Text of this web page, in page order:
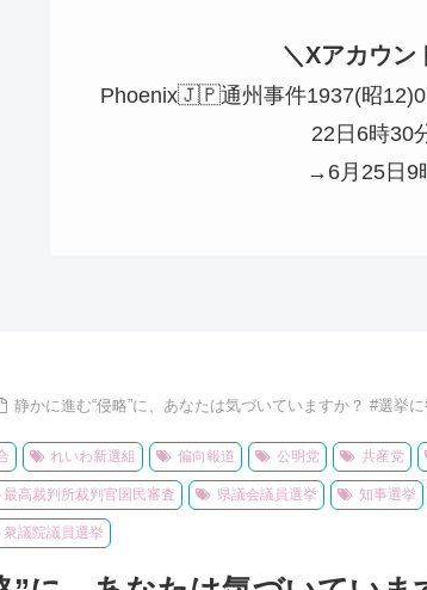
＼Xアカウ
Phoenix🇯🇵通州事件1937(昭
22日6時30
→6月25日9
静かに進む“侵略”に、あなたは気づいていますか？ #選挙に
れいわ新選組 偏向報道 公明党 共産党
最高裁判所裁判官国民審査 県議会議員選挙 知事選挙
衆議院議員選挙